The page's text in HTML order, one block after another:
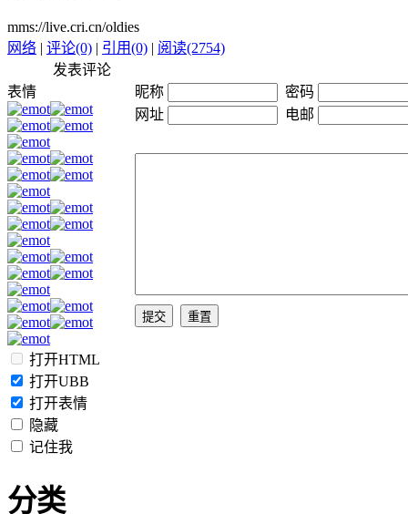
mms://live.cri.cn/oldies
网络 | 评论(0) | 引用(0) | 阅读(2754)
发表评论
表情
打开HTML
打开UBB
打开表情
隐藏
记住我
昵称
密码
网址
电邮
分类